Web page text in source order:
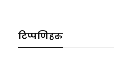
टिप्पणिहरु